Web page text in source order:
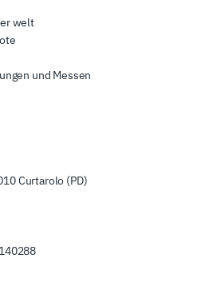
welt
und Messen
Curtarolo (PD)